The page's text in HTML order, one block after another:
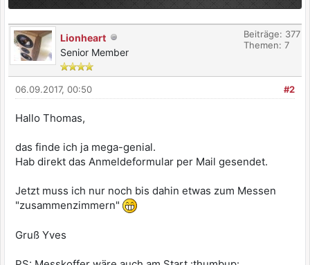
Lionheart
Senior Member
Beiträge: 377
Themen: 7
#2
06.09.2017, 00:50
Hallo Thomas,
das finde ich ja mega-genial.
Hab direkt das Anmeldeformular per Mail gesendet.
Jetzt muss ich nur noch bis dahin etwas zum Messen
"zusammenzimmern"
Gruß Yves